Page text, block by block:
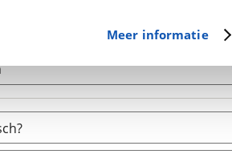
(fingerprinting)
in.
Cookieverklaring.
Met cookies en
Functionele cookies
Meer informatie
bike (2)